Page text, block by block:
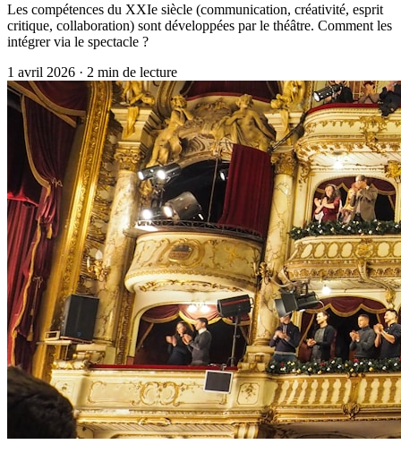
Les compétences du XXIe siècle (communication, créativité, esprit
critique, collaboration) sont développées par le théâtre. Comment les
intégrer via le spectacle ?
1 avril 2026 · 2 min de lecture